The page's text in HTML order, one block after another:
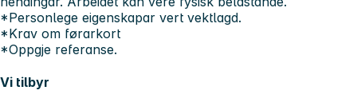
*Personlege eigenskapar vert vektlagd.
*Krav om førarkort
*Oppgje referanse.
Vi tilbyr